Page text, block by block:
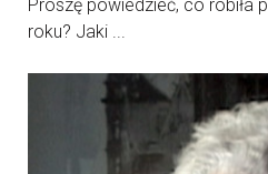
Proszę powiedzieć, co robiła
roku? Jaki ...